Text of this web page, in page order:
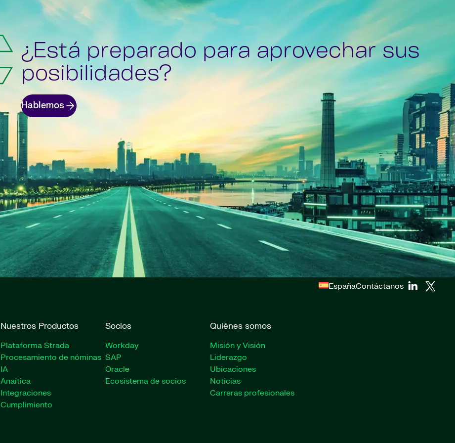
¿Está preparado para aprovechar sus
posibilidades?
Hablemos
EspañaContáctanos
Nuestros Productos
Plataforma Strada
Procesamiento de nóminas
IA
Anaítica
Integraciones
Cumplimiento
Socios
Workday
SAP
Oracle
Ecosistema de socios
Quiénes somos
Misión y Visión
Liderazgo
Ubicaciones
Noticias
Carreras profesionales